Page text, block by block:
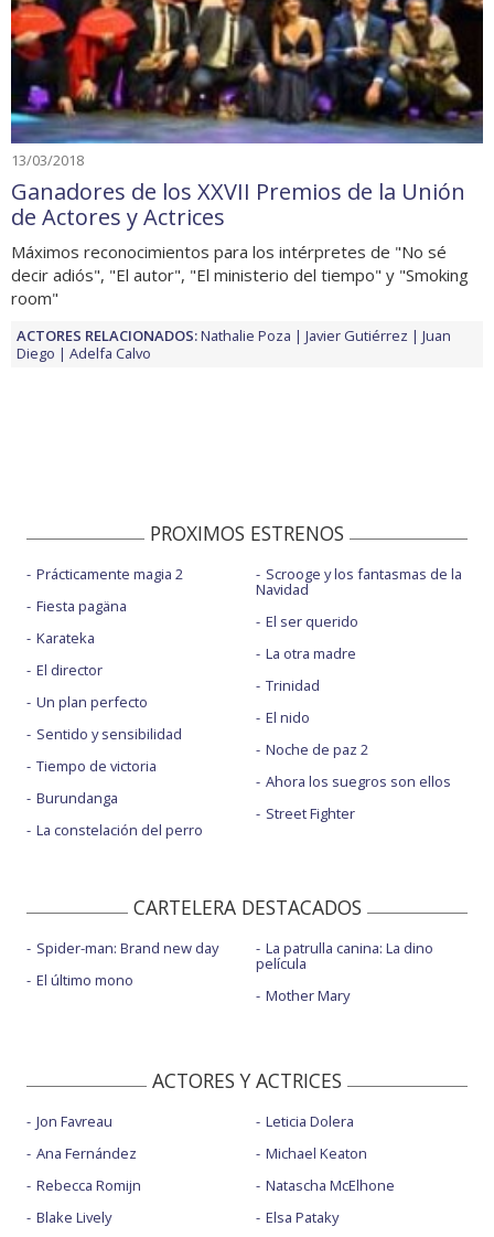
13/03/2018
Ganadores de los XXVII Premios de la Unión
de Actores y Actrices
Máximos reconocimientos para los intérpretes de "No sé
decir adiós", "El autor", "El ministerio del tiempo" y "Smoking
room"
ACTORES RELACIONADOS:Nathalie Poza Javier Gutiérrez
Juan
Diego
Adelfa Calvo
PROXIMOS ESTRENOS
Prácticamente magia 2
Fiesta pagäna
Karateka
El director
Un plan perfecto
Sentido y sensibilidad
Tiempo de victoria
Burundanga
La constelación del perro
Scrooge y los fantasmas de la
Navidad
El ser querido
La otra madre
Trinidad
El nido
Noche de paz 2
Ahora los suegros son ellos
Street Fighter
CARTELERA DESTACADOS
Spider-man: Brand new day
El último mono
La patrulla canina: La dino
película
Mother Mary
ACTORES Y ACTRICES
Jon Favreau
Ana Fernández
Rebecca Romijn
Blake Lively
Leticia Dolera
Michael Keaton
Natascha McElhone
Elsa Pataky